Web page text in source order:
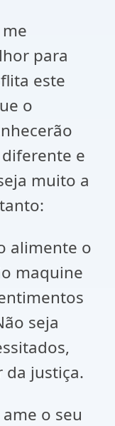
para
este
o
e
muito a
alimente o
maquine
seja
da justiça.
o seu